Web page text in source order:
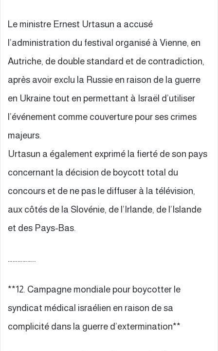
Le ministre Ernest Urtasun a accusé
l’administration du festival organisé à Vienne, en
Autriche, de double standard et de contradiction,
après avoir exclu la Russie en raison de la guerre
en Ukraine tout en permettant à Israël d’utiliser
l’événement comme couverture pour ses crimes
majeurs.
Urtasun a également exprimé la fierté de son pays
concernant la décision de boycott total du
concours et de ne pas le diffuser à la télévision,
aux côtés de la Slovénie, de l’Irlande, de l’Islande
et des Pays-Bas.
……………..
**12. Campagne mondiale pour boycotter le
syndicat médical israélien en raison de sa
complicité dans la guerre d’extermination**